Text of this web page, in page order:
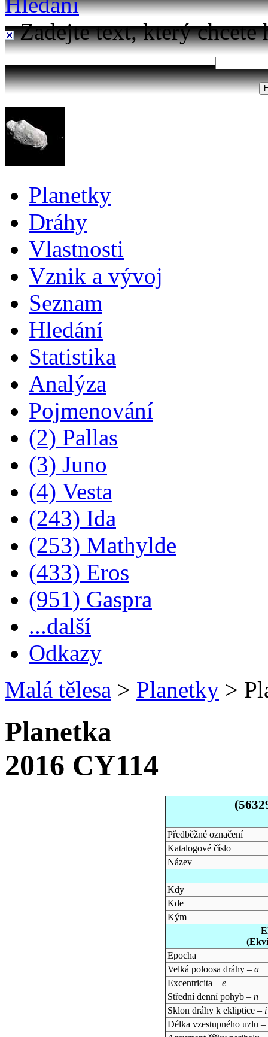
Zadejte text, který chcete
Planetky
Dráhy
Vlastnosti
Vznik a vývoj
Seznam
Hledání
Statistika
Analýza
Pojmenování
(2) Pallas
(3) Juno
(4) Vesta
(243) Ida
(253) Mathylde
(433) Eros
(951) Gaspra
...další
Odkazy
Malá tělesa > Planetky >
Planetka
2016 CY114
Předběžné označení
Katalogové číslo
Název
Kdy
Kde
Kým
Epocha
Velká poloosa dráhy – a
Excentricita – e
Střední denní pohyb – n
Sklon dráhy k ekliptice – i
Délka vzestupného uzlu –